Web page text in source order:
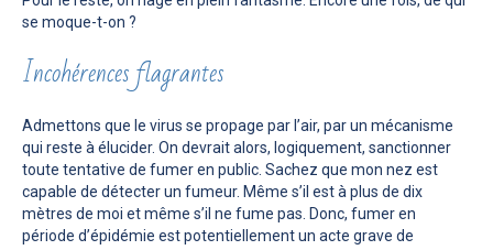
se moque-t-on ?
Incohérences flagrantes
Admettons que le virus se propage par l’air, par un mécanisme
qui reste à élucider. On devrait alors, logiquement, sanctionner
toute tentative de fumer en public. Sachez que mon nez est
capable de détecter un fumeur. Même s’il est à plus de dix
mètres de moi et même s’il ne fume pas. Donc, fumer en
période d’épidémie est potentiellement un acte grave de